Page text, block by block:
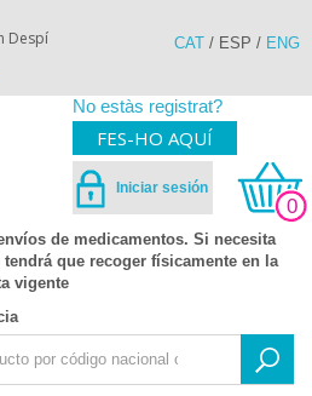
Despí
CAT / ESP / ENG
No estàs registrat?
FES-HO AQUÍ
Iniciar sesión
0
de medicamentos. Si necesita
que recoger físicamente en la
vigente